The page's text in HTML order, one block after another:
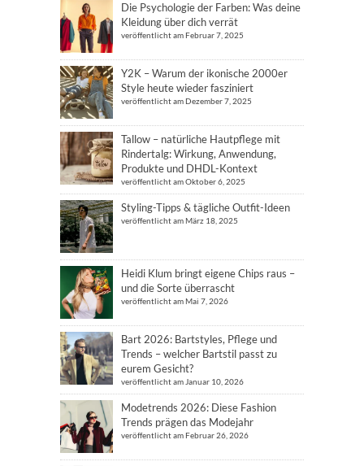
Die Psychologie der Farben: Was deine
Kleidung über dich verrät
veröffentlicht am Februar 7, 2025
Y2K – Warum der ikonische 2000er
Style heute wieder fasziniert
veröffentlicht am Dezember 7, 2025
Tallow – natürliche Hautpflege mit
Rindertalg: Wirkung, Anwendung,
Produkte und DHDL-Kontext
veröffentlicht am Oktober 6, 2025
Styling-Tipps & tägliche Outfit-Ideen
veröffentlicht am März 18, 2025
Heidi Klum bringt eigene Chips raus –
und die Sorte überrascht
veröffentlicht am Mai 7, 2026
Bart 2026: Bartstyles, Pflege und
Trends – welcher Bartstil passt zu
eurem Gesicht?
veröffentlicht am Januar 10, 2026
Modetrends 2026: Diese Fashion
Trends prägen das Modejahr
veröffentlicht am Februar 26, 2026